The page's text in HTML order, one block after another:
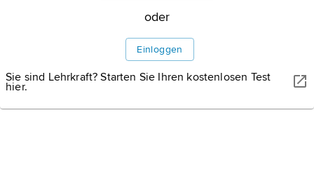
Über die Werra führt bei Creuzburg in Thüringen
eine siebenbogige Sandsteinbrücke (ursprünglich 1223, nach
1945 neu aufgebaut). In der angeschlossenen Liboriuskapelle
(ursprünglich 1499) wurden in den 1930er-Jahren großformatige
Wandmalereien entdeckt.
oder
Einloggen
Sie sind Lehrkraft? Starten Sie Ihren kostenlosen Test
hier.